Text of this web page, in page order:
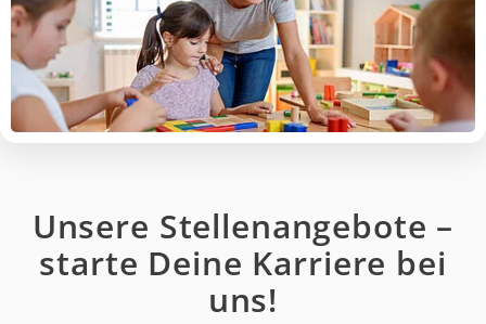
Unsere Stellenangebote –
starte Deine Karriere bei
uns!